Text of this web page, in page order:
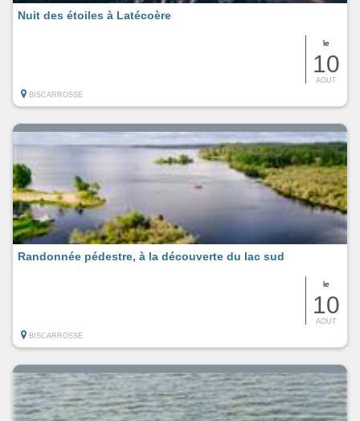
le
10
AOUT
Nuit des étoiles à Latécoère
BISCARROSSE
le
10
AOUT
Randonnée pédestre, à la découverte du lac sud
BISCARROSSE